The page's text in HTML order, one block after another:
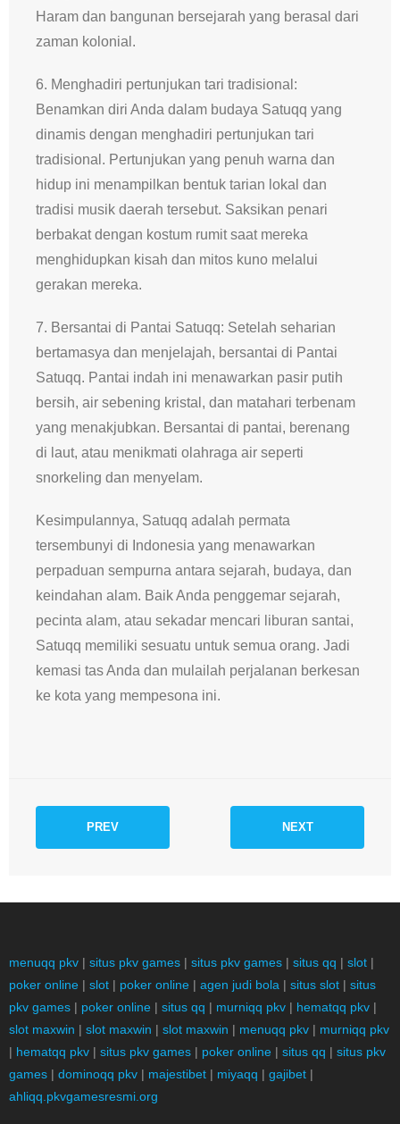
Haram dan bangunan bersejarah yang berasal dari
zaman kolonial.
6. Menghadiri pertunjukan tari tradisional:
Benamkan diri Anda dalam budaya Satuqq yang
dinamis dengan menghadiri pertunjukan tari
tradisional. Pertunjukan yang penuh warna dan
hidup ini menampilkan bentuk tarian lokal dan
tradisi musik daerah tersebut. Saksikan penari
berbakat dengan kostum rumit saat mereka
menghidupkan kisah dan mitos kuno melalui
gerakan mereka.
7. Bersantai di Pantai Satuqq: Setelah seharian
bertamasya dan menjelajah, bersantai di Pantai
Satuqq. Pantai indah ini menawarkan pasir putih
bersih, air sebening kristal, dan matahari terbenam
yang menakjubkan. Bersantai di pantai, berenang
di laut, atau menikmati olahraga air seperti
snorkeling dan menyelam.
Kesimpulannya, Satuqq adalah permata
tersembunyi di Indonesia yang menawarkan
perpaduan sempurna antara sejarah, budaya, dan
keindahan alam. Baik Anda penggemar sejarah,
pecinta alam, atau sekadar mencari liburan santai,
Satuqq memiliki sesuatu untuk semua orang. Jadi
kemasi tas Anda dan mulailah perjalanan berkesan
ke kota yang mempesona ini.
PREV NEXT
menuqq pkv | situs pkv games | situs pkv games | situs qq | slot |
poker online | slot | poker online | agen judi bola | situs slot | situs
pkv games | poker online | situs qq | murniqq pkv | hematqq pkv |
slot maxwin | slot maxwin | slot maxwin | menuqq pkv | murniqq pkv
| hematqq pkv | situs pkv games | poker online | situs qq | situs pkv
games | dominoqq pkv | majestibet | miyaqq | gajibet |
ahliqq.pkvgamesresmi.org